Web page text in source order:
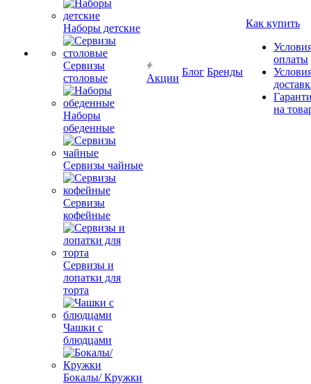
Наборы детские
Сервизы
столовые
Наборы
обеденные
Сервизы чайные
Сервизы
кофейные
Сервизы и
лопатки для
торта
Чашки с
блюдцами
Бокалы/ Кружки
Акции
Блог Бренды
Как купить
оплаты
на